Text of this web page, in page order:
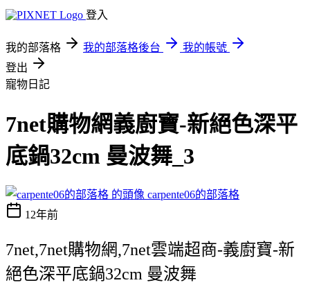
登入
我的部落格 我的部落格後台
我的帳號
登出
寵物日記
7net購物網義廚寶-新絕色深平
底鍋32cm 曼波舞_3
carpente06的部落格
12年前
7net,7net購物網,7net雲端超商-義廚寶-新
絕色深平底鍋32cm 曼波舞